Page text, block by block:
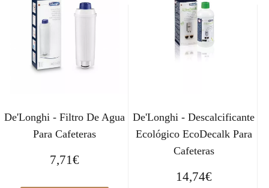
De'Longhi - Filtro De Agua
Para Cafeteras
7,71€
De'Longhi - Descalcificante
Ecológico EcoDecalk Para
Cafeteras
14,74€